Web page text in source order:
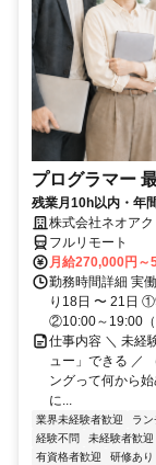
プログラマー
残業月10h以内・年
株式会社ネオアク
フルリモート
月給270,000円～
勤務時間詳細 実
り18日 〜 21日
②10:00～19:00（
仕事内容 ＼ 未経
ュー」できる ／
ングって何から
に...
業界未経験者歓迎 ラ
経験不問
未経験者歓迎
有資格者歓迎
研修あり